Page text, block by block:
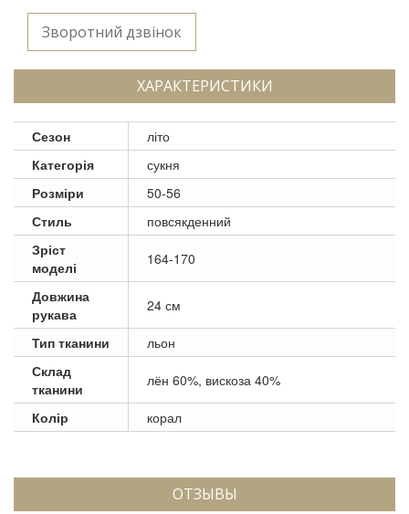
Зворотний дзвінок
ХАРАКТЕРИСТИКИ
Сезон
літо
Категорія
сукня
Розміри
50-56
Стиль
повсякденний
Зріст
моделі
164-170
Довжина
рукава
24 см
Тип тканини
льон
Склад
тканини
лён 60%, вискоза 40%
Колір корал
ОТЗЫВЫ